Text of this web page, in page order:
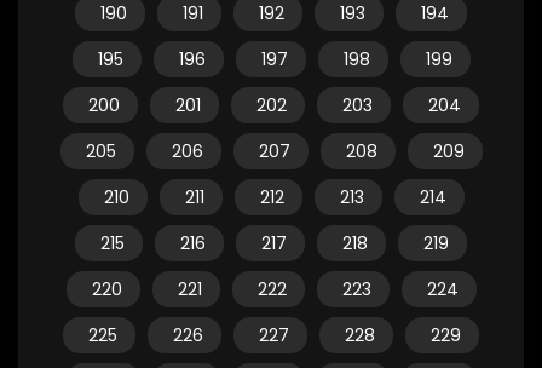
190
191 192 193
194
195
196 197 198
199
200
201 202 203
204
205
206 207 208
209
210
211 212 213
214
215
216 217 218
219
220
221 222 223
224
225
226 227 228
229